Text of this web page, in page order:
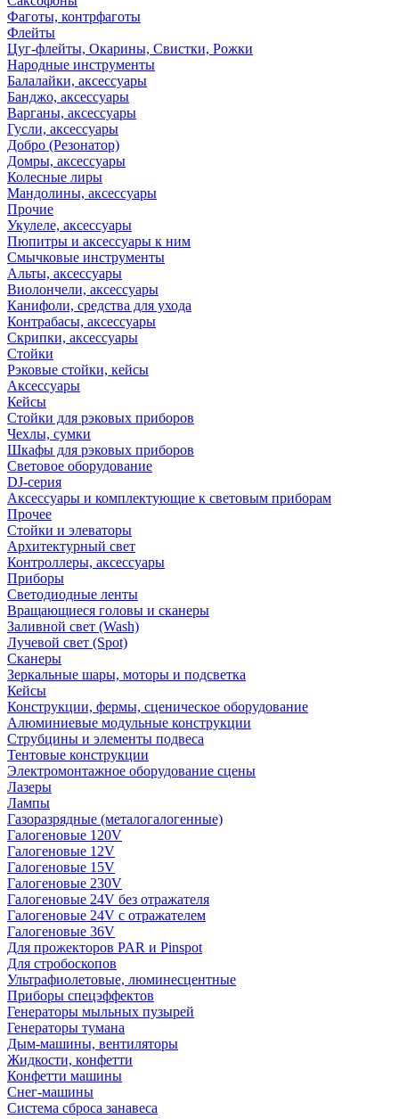
Фаготы, контрфаготы
Флейты
Цуг-флейты, Окарины, Свистки, Рожки
Народные инструменты
Балалайки, аксессуары
Банджо, аксессуары
Варганы, аксессуары
Гусли, аксессуары
Добро (Резонатор)
Домры, аксессуары
Колесные лиры
Мандолины, аксессуары
Прочие
Укулеле, аксессуары
Пюпитры и аксессуары к ним
Смычковые инструменты
Альты, аксессуары
Виолончели, аксессуары
Канифоли, средства для ухода
Контрабасы, аксессуары
Скрипки, аксессуары
Стойки
Рэковые стойки, кейсы
Аксессуары
Кейсы
Стойки для рэковых приборов
Чехлы, сумки
Шкафы для рэковых приборов
Световое оборудование
DJ-серия
Аксессуары и комплектующие к световым приборам
Прочее
Стойки и элеваторы
Архитектурный свет
Контроллеры, аксессуары
Приборы
Светодиодные ленты
Вращающиеся головы и сканеры
Заливной свет (Wash)
Лучевой свет (Spot)
Сканеры
Зеркальные шары, моторы и подсветка
Кейсы
Конструкции, фермы, сценическое оборудование
Алюминиевые модульные конструкции
Струбцины и элементы подвеса
Тентовые конструкции
Электромонтажное оборудование сцены
Лазеры
Лампы
Газоразрядные (металогалогенные)
Галогеновые 120V
Галогеновые 12V
Галогеновые 15V
Галогеновые 230V
Галогеновые 24V без отражателя
Галогеновые 24V с отражателем
Галогеновые 36V
Для прожекторов PAR и Pinspot
Для стробоскопов
Ультрафиолетовые, люминесцентные
Приборы спецэффектов
Генераторы мыльных пузырей
Генераторы тумана
Дым-машины, вентиляторы
Жидкости, конфетти
Конфетти машины
Снег-машины
Система сброса занавеса